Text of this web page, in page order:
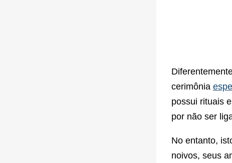
cerimônia
possui rituais
por não ser
No entanto,
noivos, seus